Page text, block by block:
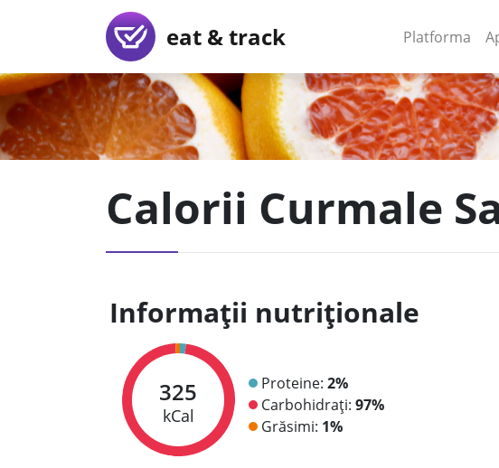
eat & track Platforma
Calorii Curmale
Informații nutriționale
325
kCal
Proteine: 2%
Carbohidrați: 97%
Grăsimi: 1%